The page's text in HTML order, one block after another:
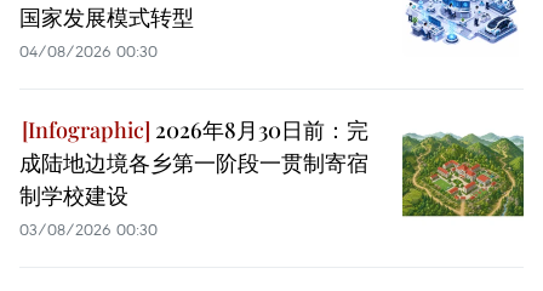
国家发展模式转型
04/08/2026 00:30
2026年8月30日前：完
成陆地边境各乡第一阶段一贯制寄宿
制学校建设
03/08/2026 00:30